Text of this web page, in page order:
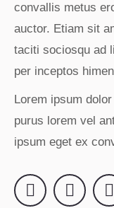
convallis metus
auctor. Etiam sit
taciti sociosqu ad
per inceptos
Lorem ipsum
purus lorem vel
ipsum eget ex
Facebook